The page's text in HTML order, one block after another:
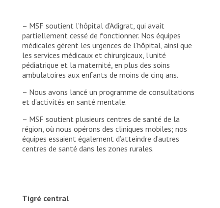
– MSF soutient l’hôpital d’Adigrat, qui avait
partiellement cessé de fonctionner. Nos équipes
médicales gèrent les urgences de l’hôpital, ainsi que
les services médicaux et chirurgicaux, l’unité
pédiatrique et la maternité, en plus des soins
ambulatoires aux enfants de moins de cinq ans.
– Nous avons lancé un programme de consultations
et d’activités en santé mentale.
– MSF soutient plusieurs centres de santé de la
région, où nous opérons des cliniques mobiles; nos
équipes essaient également d’atteindre d’autres
centres de santé dans les zones rurales.
Tigré central